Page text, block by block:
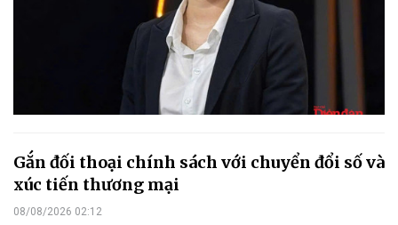
Gắn đối thoại chính sách với chuyển đổi số và
xúc tiến thương mại
08/08/2026 02:12